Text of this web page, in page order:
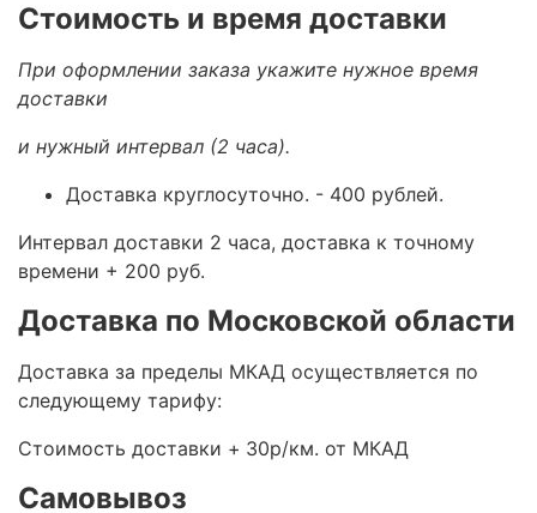
Стоимость и время доставки
При оформлении заказа укажите нужное время
доставки
и нужный интервал (2 часа).
Доставка круглосуточно. - 400 рублей.
Интервал доставки 2 часа, доставка к точному
времени + 200 руб.
Доставка по Московской области
Доставка за пределы МКАД осуществляется по
следующему тарифу:
Стоимость доставки + 30р/км. от МКАД
Самовывоз